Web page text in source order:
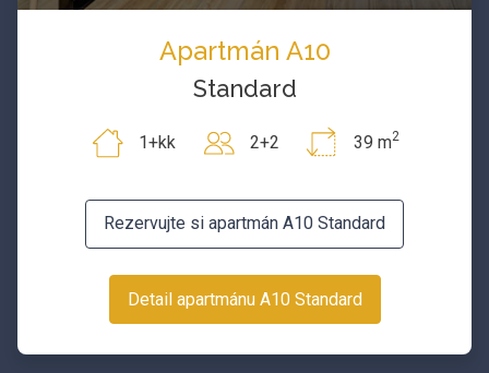
Apartmán A10
Standard
1+kk 2+2 39 m2
Rezervujte si apartmán A10 Standard
Detail apartmánu A10 Standard